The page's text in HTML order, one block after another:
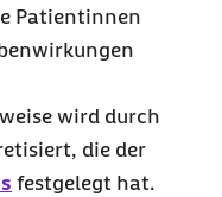
Patientinnen
wird durch
die der
festgelegt hat.